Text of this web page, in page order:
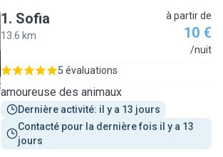
1. Sofia
13.6 km
à partir de
10 €
/nuit
5 évaluations
amoureuse des animaux
Dernière activité: il y a 13 jours
Contacté pour la dernière fois il y a 13
jours